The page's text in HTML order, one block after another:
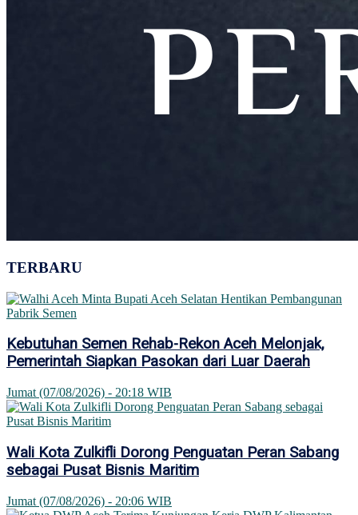
TERBARU
Kebutuhan Semen Rehab-Rekon Aceh Melonjak,
Pemerintah Siapkan Pasokan dari Luar Daerah
Jumat (07/08/2026) - 20:18 WIB
Wali Kota Zulkifli Dorong Penguatan Peran Sabang
sebagai Pusat Bisnis Maritim
Jumat (07/08/2026) - 20:06 WIB